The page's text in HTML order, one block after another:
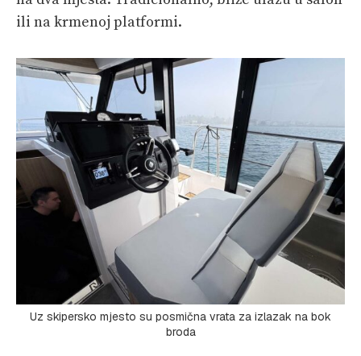
ili na krmenoj platformi.
Uz skipersko mjesto su posmična vrata za izlazak na bok
broda